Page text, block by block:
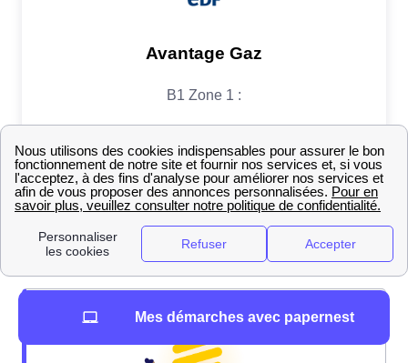
Mes démarches avec papernest